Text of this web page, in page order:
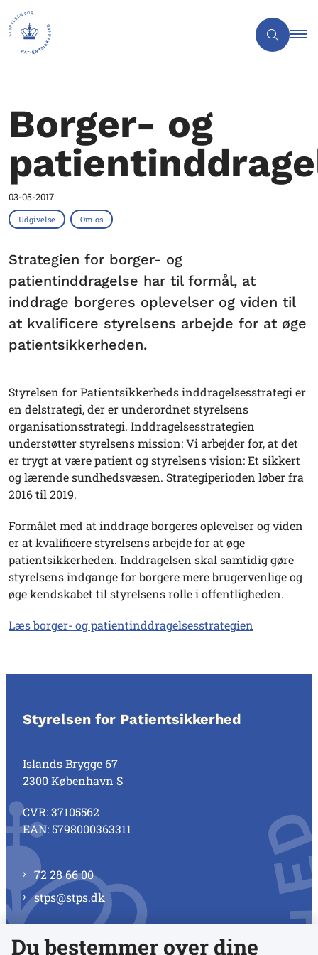
Borger- og
03-05-2017
Udgivelse Om os
Strategien for borger- og
patientinddragelse har til formål, at
inddrage borgeres oplevelser og viden til
at kvalificere styrelsens arbejde for at øge
patientsikkerheden.
Styrelsen for Patientsikkerheds inddragelsesstrategi er
en delstrategi, der er underordnet styrelsens
organisationsstrategi. Inddragelsesstrategien
understøtter styrelsens mission: Vi arbejder for, at det
er trygt at være patient og styrelsens vision: Et sikkert
og lærende sundhedsvæsen. Strategiperioden løber fra
2016 til 2019.
Formålet med at inddrage borgeres oplevelser og viden
er at kvalificere styrelsens arbejde for at øge
patientsikkerheden. Inddragelsen skal samtidig gøre
styrelsens indgange for borgere mere brugervenlige og
øge kendskabet til styrelsens rolle i offentligheden.
Læs borger- og patientinddragelsesstrategien
Styrelsen for Patientsikkerhed
Islands Brygge 67
2300 København S
CVR: 37105562
EAN: 5798000363311
72 28 66 00
stps@stps.dk
Se alle kontaktnumre
Du bestemmer over dine